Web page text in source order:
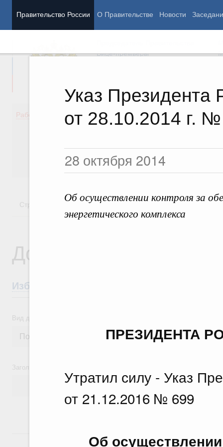
Правительство России О Правительстве Новости
Указ Президента
от 28.10.2014 г.
28 октября 2014
Об осуществлении контроля за
энергетического комплекса
ПРЕЗИДЕНТА
Утратил силу - Указ
от 21.12.2016 № 699
Об
Вице-премьеры
Работа Правительства
Демография
Здоровье
Общество
Государство
Стратегии Государственные программы
Документы
Избранные документы со справками к
Вид документа
Заголовок или текст документа